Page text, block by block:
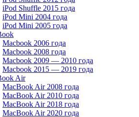
iPod Shuffle 2015 года
iPod Mini 2004 года
iPod Mini 2005 года
Macbook 2006 года
Macbook 2008 года
Macbook 2009 — 2010 года
Macbook 2015 — 2019 года
Air
MacBook Air 2008 года
MacBook Air 2010 года
MacBook Air 2018 года
MacBook Air 2020 года